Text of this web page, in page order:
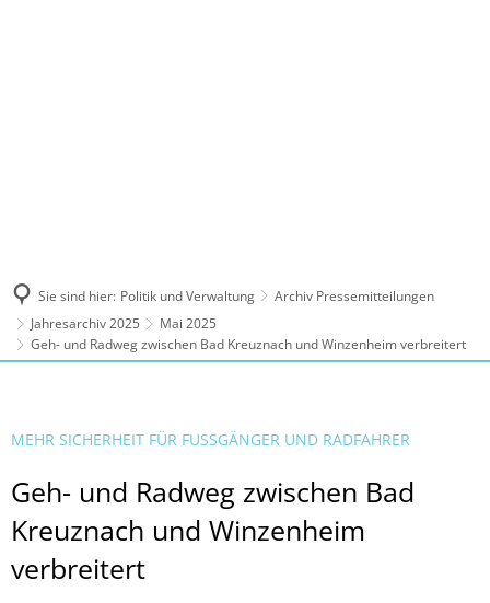
Sie sind hier: Politik und Verwaltung
Archiv Pressemitteilungen
Jahresarchiv 2025
Mai 2025
Geh- und Radweg zwischen Bad Kreuznach und Winzenheim verbreitert
MEHR SICHERHEIT FÜR FUSSGÄNGER UND RADFAHRER
Geh- und Radweg zwischen Bad
Kreuznach und Winzenheim
verbreitert